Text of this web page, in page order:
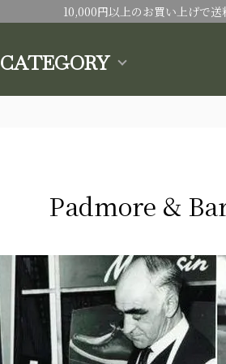
10,000円以上のお買い上げで送
CATEGORY
Padmore &